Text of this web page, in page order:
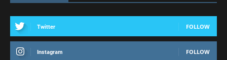
Twitter FOLLOW
Instagram FOLLOW